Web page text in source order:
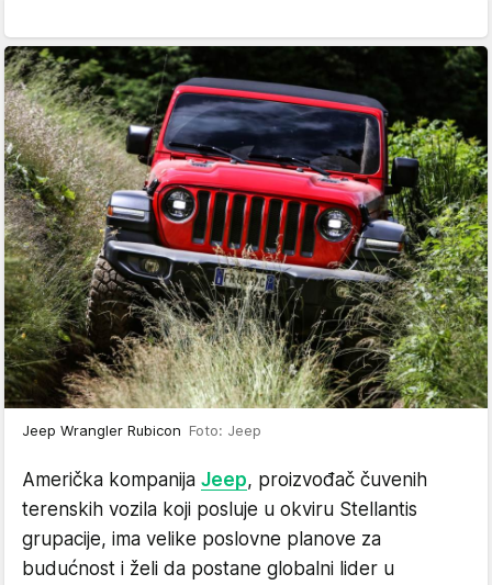
Jeep Wrangler Rubicon Foto: Jeep
Američka kompanija Jeep, proizvođač čuvenih
terenskih vozila koji posluje u okviru Stellantis
grupacije, ima velike poslovne planove za
budućnost i želi da postane globalni lider u